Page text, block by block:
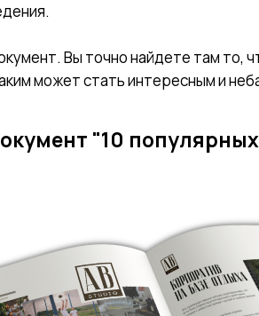
Вы точно найдете там то,
может стать интересным и
"10